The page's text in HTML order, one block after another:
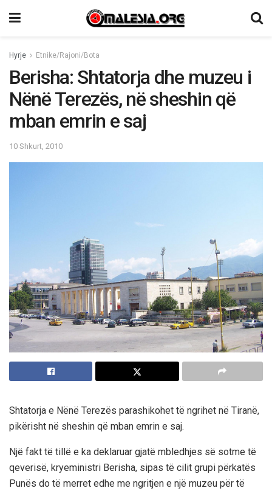
Hyrje Etnike/Rajoni/Bota
Berisha: Shtatorja dhe muzeu i
Nënë Terezës, në sheshin që
mban emrin e saj
10 Shkurt, 2010
Shtatorja e Nënë Terezës parashikohet të ngrihet në Tiranë,
pikërisht në sheshin që mban emrin e saj.
Një fakt të tillë e ka deklaruar gjatë mbledhjes së sotme të
qeverisë, kryeministri Berisha, sipas të cilit grupi përkatës
Punës do të merret edhe me ngritjen e një muzeu për të